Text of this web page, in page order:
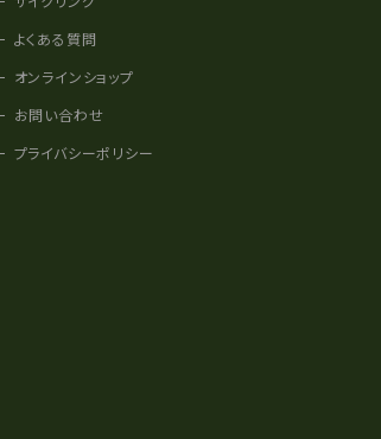
よくある質問
オンラインショップ
お問い合わせ
プライバシーポリシー